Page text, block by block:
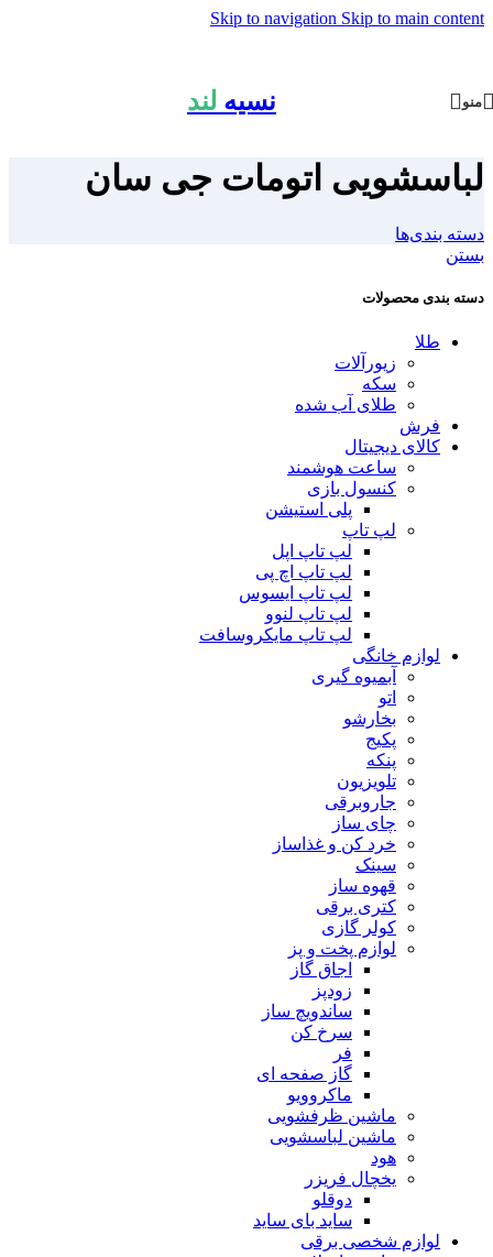
Skip to navigation Skip to main content
منو نسیه لند
لباسشویی اتومات جی سان
دسته بندی‌ها
بستن
دسته بندی محصولات
طلا
زیورآلات
سکه
طلای آب شده
فرش
کالای دیجیتال
ساعت هوشمند
کنسول بازی
پلی استیشن
لپ تاپ
لپ تاپ اپل
لپ تاپ اچ پی
لپ تاپ ایسوس
لپ تاپ لنوو
لپ تاپ مایکروسافت
لوازم خانگی
آبمیوه گیری
اتو
بخارشو
پکیج
پنکه
تلویزیون
جاروبرقی
چای ساز
خرد کن و غذاساز
سینک
قهوه ساز
کتری برقی
کولر گازی
لوازم پخت و پز
اجاق گاز
زودپز
ساندویچ ساز
سرخ کن
فر
گاز صفحه ای
ماکروویو
ماشین ظرفشویی
ماشین لباسشویی
هود
یخچال فریزر
دوقلو
ساید بای ساید
لوازم شخصی برقی